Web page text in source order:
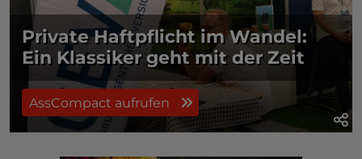
Private Haftpflicht im Wandel:
Ein Klassiker geht mit der Zeit
AssCompact aufrufen